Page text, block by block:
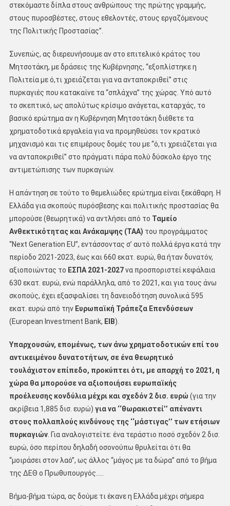
στεκόμαστε δίπλα στους ανθρώπους της πρώτης γραμμής,
στους πυροσβέστες, στους εθελοντές, στους εργαζόμενους
της Πολιτικής Προστασίας’’.
Συνεπώς, ας διερευνήσουμε αν στο επιτελικό κράτος του
Μητσοτάκη, με δράσεις της Κυβέρνησης, ‘‘εξοπλίστηκε η
Πολιτεία με ό,τι χρειάζεται για να ανταποκριθεί’’ στις
πυρκαγιές που κατακαίνε τα ‘‘σπλάχνα’’ της χώρας. Υπό αυτό
το σκεπτικό, ως απολύτως κρίσιμο ανάγεται, καταρχάς, το
βασικό ερώτημα αν η Κυβέρνηση Μητσοτάκη διέθετε τα
χρηματοδοτικά εργαλεία για να προμηθεύσει τον κρατικό
μηχανισμό και τις επιμέρους δομές του με ‘‘ό,τι χρειάζεται για
να ανταποκριθεί’’ στο πράγματι πάρα πολύ δύσκολο έργο της
αντιμετώπισης των πυρκαγιών.
Η απάντηση σε τούτο το θεμελιώδες ερώτημα είναι ξεκάθαρη. Η
Eλλάδα για σκοπούς πυρόσβεσης και πολιτικής προστασίας θα
μπορούσε (θεωρητικά) να αντλήσει από το Ταμείο
Ανθεκτικότητας και Ανάκαμψης (ΤΑΑ) του προγράμματος
‘‘Next Generation EU’’, εντάσσοντας σ’ αυτό πολλά έργα κατά την
περίοδο 2021-2023, έως και 660 εκατ. ευρώ, θα ήταν δυνατόν,
αξιοποιώντας το ΕΣΠΑ 2021-2027να προσποριστεί κεφάλαια
630 εκατ. ευρώ, ενώ παράλληλα, από το 2021, και για τους άνω
σκοπούς, έχει εξασφαλίσει τη δανειοδότηση συνολικά 595
εκατ. ευρώ από την Ευρωπαϊκή Τράπεζα Επενδύσεων
(European Investment Bank, EIB).
Υπαρχουσών, επομένως, των άνω χρηματοδοτικών επί του
αντικειμένου δυνατοτήτων, σε ένα θεωρητικό
τουλάχιστον επίπεδο, προκύπτει ότι, με απαρχή το 2021, η
χώρα θα μπορούσε να αξιοποιήσει ευρωπαϊκής
προέλευσης κονδύλια μέχρι και σχεδόν 2 δισ. ευρώ (για την
ακρίβεια 1,885 δισ. ευρώ) για να ‘‘θωρακιστεί’’ απέναντι
στους πολλαπλούς κινδύνους της ‘‘μάστιγας’’ των ετήσιων
πυρκαγιών. Για αναλογιστείτε: ένα τεράστιο ποσό σχεδόν 2 δισ.
ευρώ, όσο περίπου δηλαδή οσονούπω θρυλείται ότι θα
‘‘μοιράσει στον λαό’’, ως άλλος ‘‘μάγος με τα δώρα’’ από το βήμα
της ΔΕΘ ο Πρωθυπουργός…..
Βήμα-βήμα τώρα, ας δούμε τι έκανε η Ελλάδα μέχρι σήμερα